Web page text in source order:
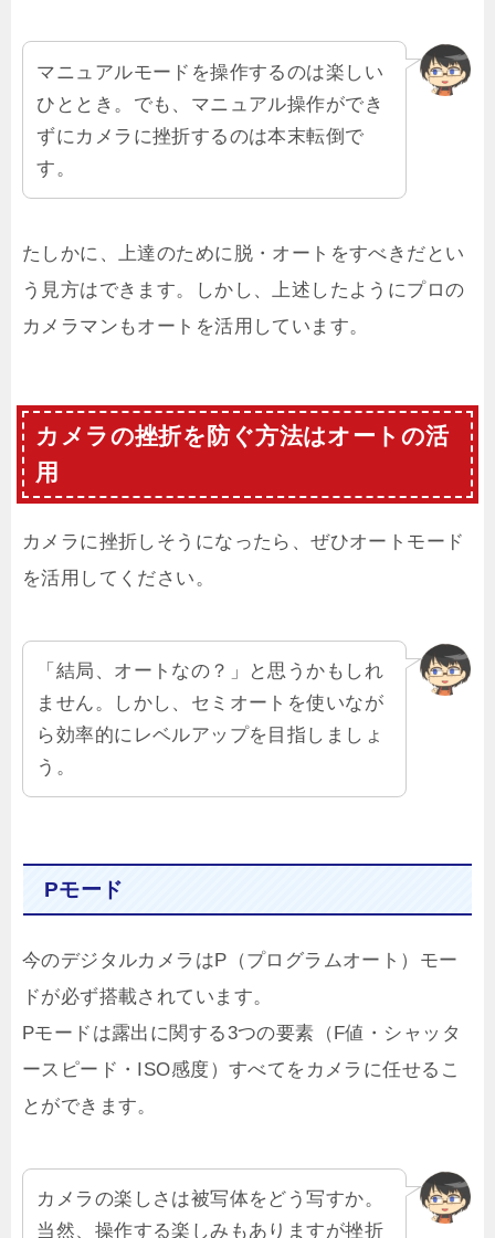
マニュアルモードを操作するのは楽しい
ひととき。でも、マニュアル操作ができ
ずにカメラに挫折するのは本末転倒で
す。
たしかに、上達のために脱・オートをすべきだとい
う見方はできます。しかし、上述したようにプロの
カメラマンもオートを活用しています。
カメラの挫折を防ぐ方法はオートの活
用
カメラに挫折しそうになったら、ぜひオートモード
を活用してください。
「結局、オートなの？」と思うかもしれ
ません。しかし、セミオートを使いなが
ら効率的にレベルアップを目指しましょ
う。
Pモード
今のデジタルカメラはP（プログラムオート）モー
ドが必ず搭載されています。
Pモードは露出に関する3つの要素（F値・シャッタ
ースピード・ISO感度）すべてをカメラに任せるこ
とができます。
カメラの楽しさは被写体をどう写すか。
当然、操作する楽しみもありますが挫折